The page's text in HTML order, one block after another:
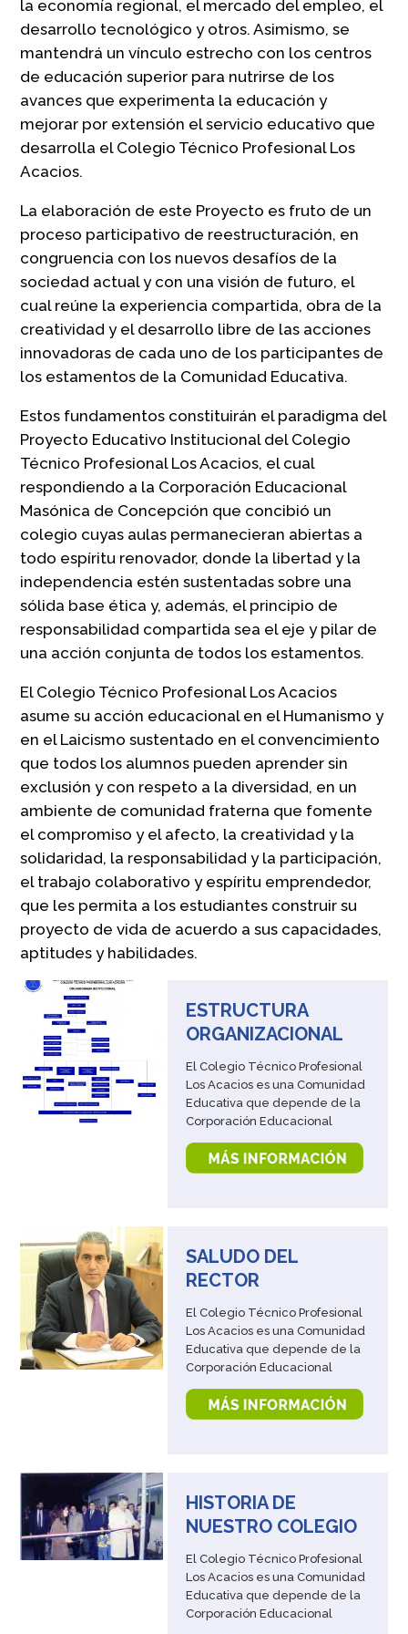
la economía regional, el mercado del empleo, el
desarrollo tecnológico y otros. Asimismo, se
mantendrá un vínculo estrecho con los centros
de educación superior para nutrirse de los
avances que experimenta la educación y
mejorar por extensión el servicio educativo que
desarrolla el Colegio Técnico Profesional Los
Acacios.
La elaboración de este Proyecto es fruto de un
proceso participativo de reestructuración, en
congruencia con los nuevos desafíos de la
sociedad actual y con una visión de futuro, el
cual reúne la experiencia compartida, obra de la
creatividad y el desarrollo libre de las acciones
innovadoras de cada uno de los participantes de
los estamentos de la Comunidad Educativa.
Estos fundamentos constituirán el paradigma del
Proyecto Educativo Institucional del Colegio
Técnico Profesional Los Acacios, el cual
respondiendo a la Corporación Educacional
Masónica de Concepción que concibió un
colegio cuyas aulas permanecieran abiertas a
todo espíritu renovador, donde la libertad y la
independencia estén sustentadas sobre una
sólida base ética y, además, el principio de
responsabilidad compartida sea el eje y pilar de
una acción conjunta de todos los estamentos.
El Colegio Técnico Profesional Los Acacios
asume su acción educacional en el Humanismo y
en el Laicismo sustentado en el convencimiento
que todos los alumnos pueden aprender sin
exclusión y con respeto a la diversidad, en un
ambiente de comunidad fraterna que fomente
el compromiso y el afecto, la creatividad y la
solidaridad, la responsabilidad y la participación,
el trabajo colaborativo y espíritu emprendedor,
que les permita a los estudiantes construir su
proyecto de vida de acuerdo a sus capacidades,
aptitudes y habilidades.
ESTRUCTURA
ORGANIZACIONAL
El Colegio Técnico Profesional
Los Acacios es una Comunidad
Educativa que depende de la
Corporación Educacional
Masónica de Concepción,
quien a su vez es depositaria
de los principios y valores de la
Institución Universal,
«esencialmente ética,
filosófica e iniciática», cuya
constituye […]
SALUDO DEL
RECTOR
El Colegio Técnico Profesional
Los Acacios es una Comunidad
Educativa que depende de la
Corporación Educacional
Masónica de Concepción,
quien a su vez es depositaria
de los principios y valores de la
Institución Universal,
«esencialmente ética,
filosófica e iniciática», cuya
constituye […]
HISTORIA DE
NUESTRO COLEGIO
El Colegio Técnico Profesional
Los Acacios es una Comunidad
Educativa que depende de la
Corporación Educacional